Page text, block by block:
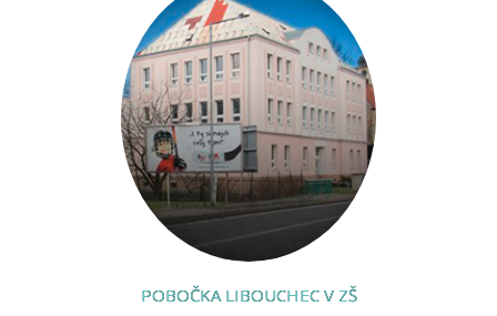
POBOČKA LIBOUCHEC V ZŠ